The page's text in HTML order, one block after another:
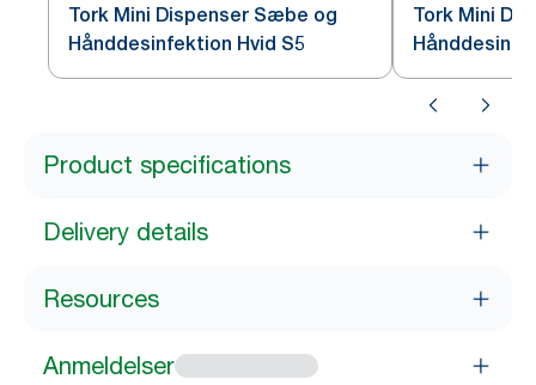
Tork Mini Dispenser Sæbe og
Hånddesinfektion Hvid S5
Tork Mini
Product specifications
Delivery details
Resources
Anmeldelser